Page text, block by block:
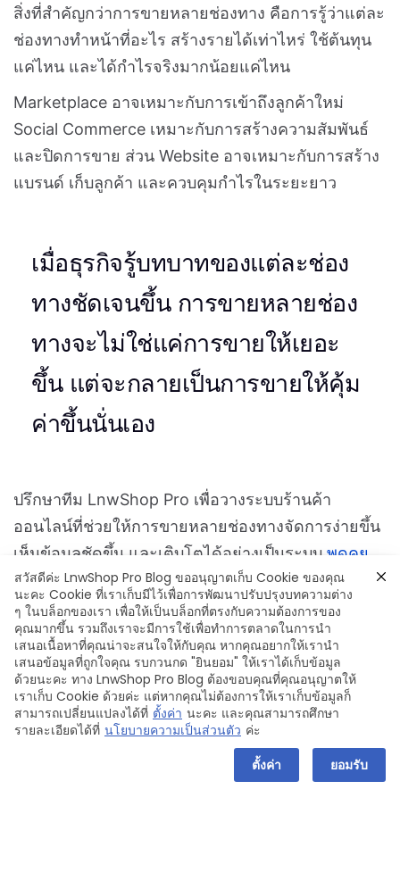
สิ่งที่สำคัญกว่าการขายหลายช่องทาง คือการรู้ว่าแต่ละ
ช่องทางทำหน้าที่อะไร สร้างรายได้เท่าไหร่ ใช้ต้นทุน
แค่ไหน และได้กำไรจริงมากน้อยแค่ไหน
Marketplace อาจเหมาะกับการเข้าถึงลูกค้าใหม่
Social Commerce เหมาะกับการสร้างความสัมพันธ์
และปิดการขาย ส่วน Website อาจเหมาะกับการสร้าง
แบรนด์ เก็บลูกค้า และควบคุมกำไรในระยะยาว
เมื่อธุรกิจรู้บทบาทของแต่ละช่อง
ทางชัดเจนขึ้น การขายหลายช่อง
ทางจะไม่ใช่แค่การขายให้เยอะ
ขึ้น แต่จะกลายเป็นการขายให้คุ้ม
ค่าขึ้นนั่นเอง
ปรึกษาทีม LnwShop Pro เพื่อวางระบบร้านค้า
ออนไลน์ที่ช่วยให้การขายหลายช่องทางจัดการง่ายขึ้น
เห็นข้อมูลชัดขึ้น และเติบโตได้อย่างเป็นระบบ พูดคุย
กับทีมที่ปรึกษาของเราได้ที่นี่
สวัสดีค่ะ LnwShop Pro Blog ขออนุญาตเก็บ Cookie ของคุณ
นะคะ Cookie ที่เราเก็บมีไว้เพื่อการพัฒนาปรับปรุงบทความต่าง
ๆ ในบล็อกของเรา เพื่อให้เป็นบล็อกที่ตรงกับความต้องการของ
คุณมากขึ้น รวมถึงเราจะมีการใช้เพื่อทำการตลาดในการนำ
เสนอเนื้อหาที่คุณน่าจะสนใจให้กับคุณ หากคุณอยากให้เรานำ
เสนอข้อมูลที่ถูกใจคุณ รบกวนกด "ยินยอม" ให้เราได้เก็บข้อมูล
ด้วยนะคะ ทาง LnwShop Pro Blog ต้องขอบคุณที่คุณอนุญาตให้
เราเก็บ Cookie ด้วยค่ะ แต่หากคุณไม่ต้องการให้เราเก็บข้อมูลก็
สามารถเปลี่ยนแปลงได้ที่ ตั้งค่า นะคะ และคุณสามารถศึกษา
รายละเอียดได้ที่ นโยบายความเป็นส่วนตัว ค่ะ
ตั้งค่า
ยอมรับ